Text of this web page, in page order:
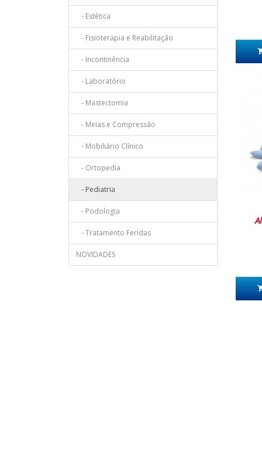
- Estética
- Fisioterapia e Reabilitação
- Incontinência
- Laboratório
- Mastectomia
- Meias e Compressão
- Mobiliário Clínico
- Ortopedia
- Pediatria
- Podologia
- Tratamento Feridas
NOVIDADES